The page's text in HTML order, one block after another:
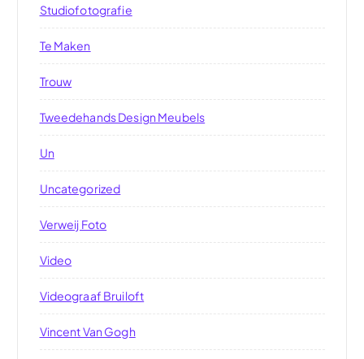
Studiofotografie
Te Maken
Trouw
Tweedehands Design Meubels
Un
Uncategorized
Verweij Foto
Video
Videograaf Bruiloft
Vincent Van Gogh